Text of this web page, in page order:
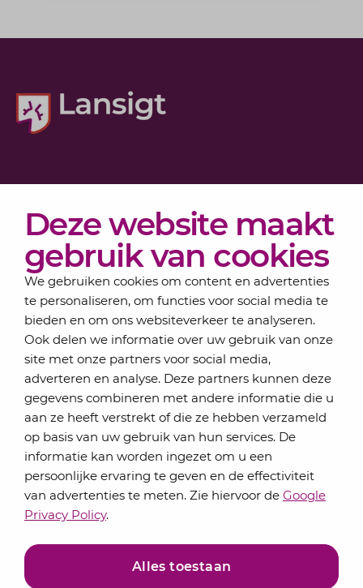
Deze website maakt
gebruik van cookies
We gebruiken cookies om content en advertenties
te personaliseren, om functies voor social media te
bieden en om ons websiteverkeer te analyseren.
Ook delen we informatie over uw gebruik van onze
site met onze partners voor social media,
adverteren en analyse. Deze partners kunnen deze
gegevens combineren met andere informatie die u
aan ze heeft verstrekt of die ze hebben verzameld
op basis van uw gebruik van hun services. De
informatie kan worden ingezet om u een
persoonlijke ervaring te geven en de effectiviteit
van advertenties te meten. Zie hiervoor de Google
Privacy Policy.
Alles toestaan
Actueel
Over Lansigt
Contact
Schrijf je in voor onze nieuwsbrief
Elke maand bundelen de adviseurs van Lansigt in
de eSigt het nieuws.
Jouw emailadres
Inschrijven